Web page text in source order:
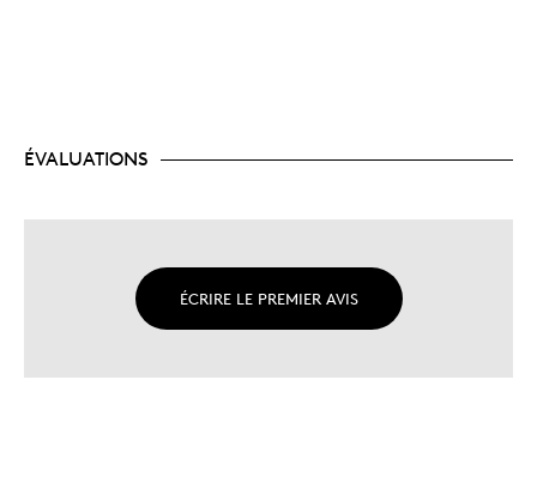
ÉVALUATIONS
ÉCRIRE LE PREMIER AVIS